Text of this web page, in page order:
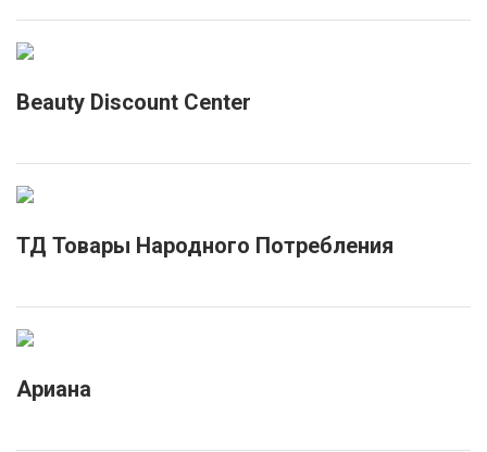
Beauty Discount Center
ТД Товары Народного Потребления
Ариана